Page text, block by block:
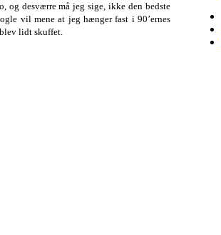
og desværre må jeg sige, ikke den bedste
vil mene at jeg hænger fast i 90’ernes
lidt skuffet.